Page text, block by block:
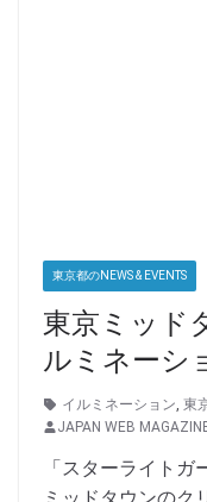
東京都のNEWS & EVENTS
東京ミッド
ルミネーシ
イルミネーション, 東
JAPAN WEB
「スターライト